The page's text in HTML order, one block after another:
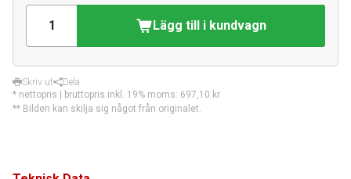
Lägg till i kundvagn
Skriv ut
Dela
* nettopris | bruttopris inkl. 19% moms: 697,10 kr
** Bilden kan skilja sig något från originalet.